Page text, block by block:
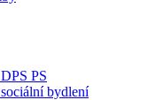
PS
bydlení